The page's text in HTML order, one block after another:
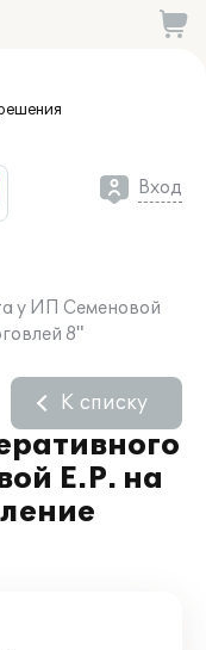
Вход
у ИП Семеновой
8"
Е.Р. на
К списку